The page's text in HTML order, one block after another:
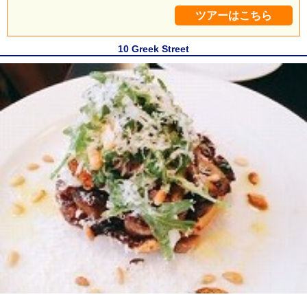
ツアーはこちら
10 Greek Street